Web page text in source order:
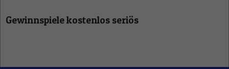
Gewinnspiele kostenlos seriös